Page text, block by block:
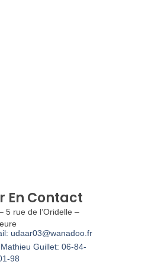
En Contact
5 rue de l’Oridelle –
udaar03@wanadoo.fr
Guillet: 06-84-
98